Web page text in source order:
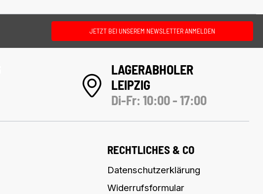
JETZT BEI UNSEREM NEWSLETTER ANMELDEN
LAGERABHOLER
LEIPZIG
Di-Fr: 10:00 - 17:00
RECHTLICHES & CO
Datenschutzerklärung
Widerrufsformular